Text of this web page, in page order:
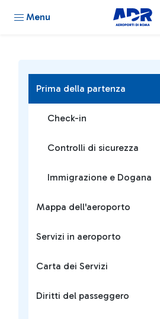
Menu
Prima della partenza
Check-in
Controlli di sicurezza
Immigrazione e Dogana
Mappa dell'aeroporto
Servizi in aeroporto
Carta dei Servizi
Diritti del passeggero